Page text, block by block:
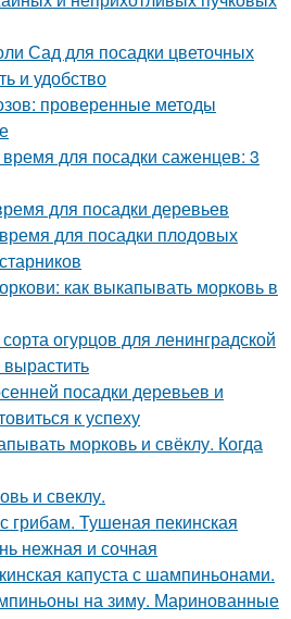
Сад для посадки цветочных
и удобство
проверенные методы
для посадки саженцев: 3
для посадки деревьев
для посадки плодовых
как выкапывать морковь в
огурцов для ленинградской
посадки деревьев и
к успеху
морковь и свёклу. Когда
и свеклу.
грибам. Тушеная пекинская
нежная и сочная
капуста с шампиньонами.
на зиму. Маринованные